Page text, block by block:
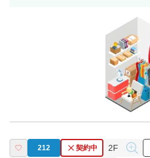
212 契約中 2F